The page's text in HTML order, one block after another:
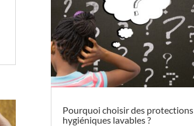
Pourquoi choisir des protections
hygiéniques lavables ?